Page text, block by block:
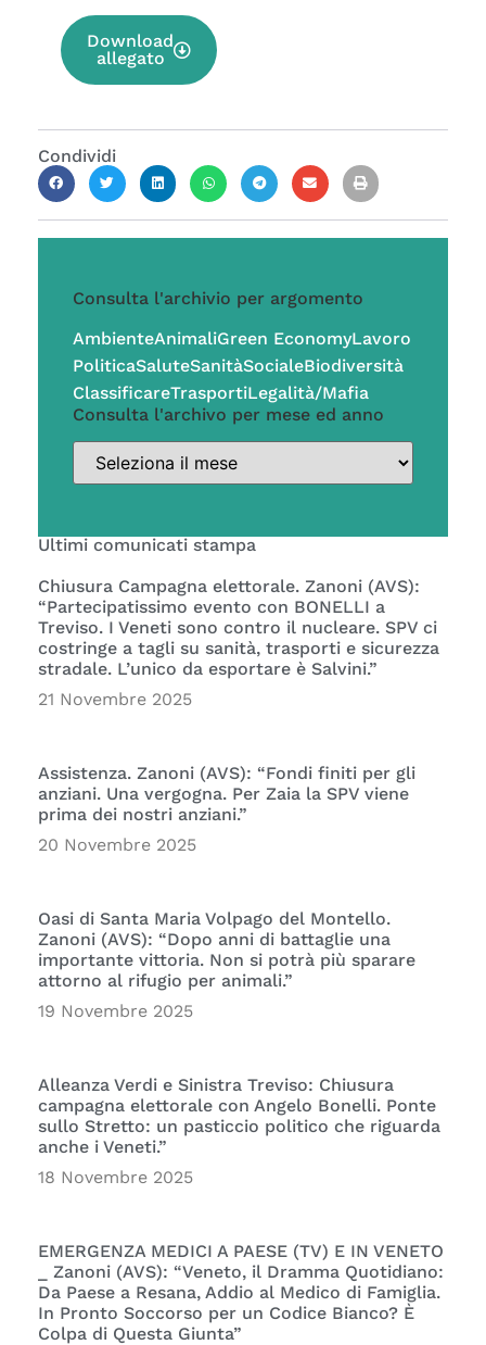
Download
allegato
Condividi
Consulta l'archivio per argomento
AmbienteAnimaliGreen EconomyLavoro
PoliticaSaluteSanitàSocialeBiodiversità
ClassificareTrasportiLegalità/Mafia
Consulta l'archivo per mese ed anno
Ultimi comunicati stampa
Chiusura Campagna elettorale. Zanoni (AVS):
“Partecipatissimo evento con BONELLI a
Treviso. I Veneti sono contro il nucleare. SPV ci
costringe a tagli su sanità, trasporti e sicurezza
stradale. L’unico da esportare è Salvini.”
21 Novembre 2025
Assistenza. Zanoni (AVS): “Fondi finiti per gli
anziani. Una vergogna. Per Zaia la SPV viene
prima dei nostri anziani.”
20 Novembre 2025
Oasi di Santa Maria Volpago del Montello.
Zanoni (AVS): “Dopo anni di battaglie una
importante vittoria. Non si potrà più sparare
attorno al rifugio per animali.”
19 Novembre 2025
Alleanza Verdi e Sinistra Treviso: Chiusura
campagna elettorale con Angelo Bonelli. Ponte
sullo Stretto: un pasticcio politico che riguarda
anche i Veneti.”
18 Novembre 2025
EMERGENZA MEDICI A PAESE (TV) E IN VENETO
_ Zanoni (AVS): “Veneto, il Dramma Quotidiano:
Da Paese a Resana, Addio al Medico di Famiglia.
In Pronto Soccorso per un Codice Bianco? È
Colpa di Questa Giunta”